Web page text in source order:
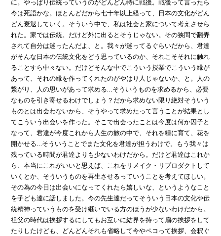
に。やっぱり伝統っていうのがどんどん特に戦後。戦後って言ったら
今は死語かな。ほとんどだから七十年以上経って、日本の文化がどん
どん衰退していく。そういう中で、私は社会と家について考えさせら
れた。家では伝統。だけど外に出るとそうじゃない。その狭間で翻弄
されて自分は迷ったんだよ、と。我々が迷ってるぐらいだから、君達
がそんな日本の伝統文化をどう思っているのか、それこそそれに触れ
ることすら中々ない。だけどそんな中でこういう授業でこういう縁が
あって、それの縁を作ってくれたのがやはり人じゃないか、と。人の
繋がり、人の思いがあって求める…そういうものを求めるから、必要
なものを引き寄せるわけでしょう？だから求めない限り絶対そういう
ものとは出会わないから、そうやって求めたって言うことが結果とし
てこういう出会いを作った。そこで出会ったことは今度は何か因子と
なって、君達が今度これから人生の旅の中で、それを糧に育て、花を
開かせる…そういうことでまた文化を君達が担うわけで。もう我々は
残っている時間が君達よりも少ないわけだから。だけど君達はこれか
ら、本当にこれがいいと思えば、これをリメイク・リプロダクトして
いくとか、そういうものを再生させるっていうことを考えてほしい。
その為の今日は出会いになってくれたら嬉しいな、というようなこと
を子ども達に話しました。今の先生達だってそういう日本の文化や伝
統精神っていうものを受け継いでいる方のほうが少ないわけだから。
祖父の時代は挨拶するにしてもお互いに結界を持って扇の挨拶をして
たりしたけども、どんどんそれも省略して今やペコって挨拶、会釈ぐ